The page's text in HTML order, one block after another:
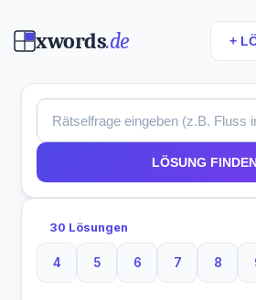
xwords.de +
LÖSUNG
30 Lösungen
4
4 Buchstaben
5
5 Buchstaben
6
6 Buchstaben
7
7
8
8